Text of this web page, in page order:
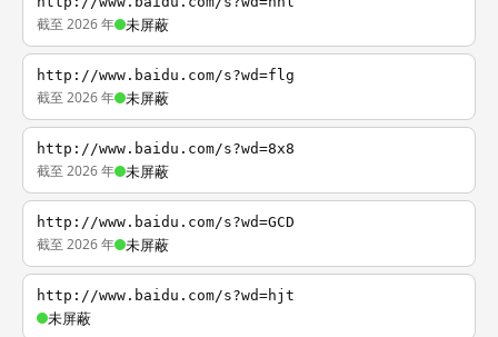
截至 2026 年 未屏蔽
http://www.baidu.com/s?wd=flg
截至 2026 年 未屏蔽
http://www.baidu.com/s?wd=8x8
截至 2026 年 未屏蔽
http://www.baidu.com/s?wd=GCD
截至 2026 年 未屏蔽
http://www.baidu.com/s?wd=hjt
未屏蔽